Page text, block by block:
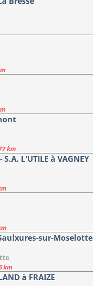
km
S.A. L'UTILE à VAGNEY
sur-Moselotte
km
à FRAIZE